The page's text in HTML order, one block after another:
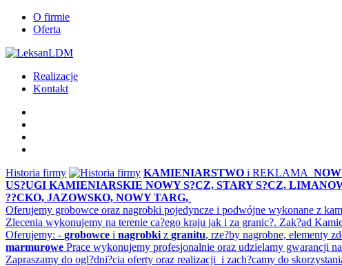
O firmie
Oferta
Realizacje
Kontakt
Historia firmy KAMIENIARSTWO i REKLAMA
US?UGI KAMIENIARSKIE NOWY S?CZ, STARY S?CZ,
??CKO, JAZOWSKO, NOWY TARG,
Oferujemy grobowce oraz nagrobki pojedyncze i podwójne wykonane z
Zlecenia wykonujemy na terenie ca?ego kraju jak i za granic?. Zak?ad
Oferujemy: - grobowce i nagrobki z granitu, rze?by nagrobne, elementy
marmurowe Prace wykonujemy profesjonalnie oraz udzielamy gwarancji
Zapraszamy do ogl?dni?cia oferty oraz realizacji i zach?camy do